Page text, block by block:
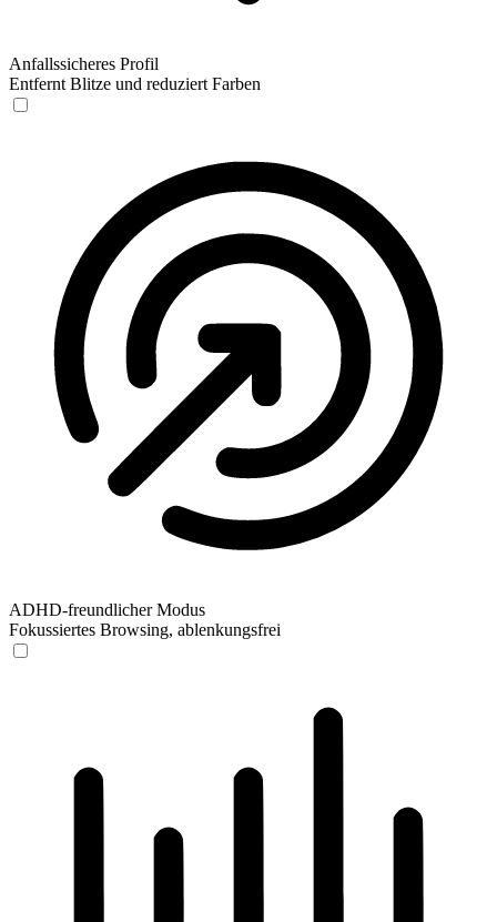
Anfallssicheres Profil
Entfernt Blitze und reduziert Farben
ADHD-freundlicher Modus
Fokussiertes Browsing, ablenkungsfrei